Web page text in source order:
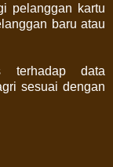
pelanggan kartu
baru atau
terhadap data
sesuai dengan